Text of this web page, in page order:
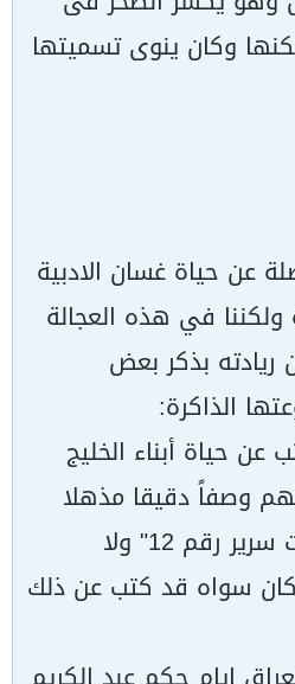
وكان ينوى تسميتها
عن حياة غسان الادبية
في هذه العجالة
ريادته بذكر بعض
الذاكرة:
حياة أبناء الخليج
وصفاً دقيقا مذهلا
وذلك في قصته "موت سرير رقم 12" ولا
سواه قد كتب عن ذلك